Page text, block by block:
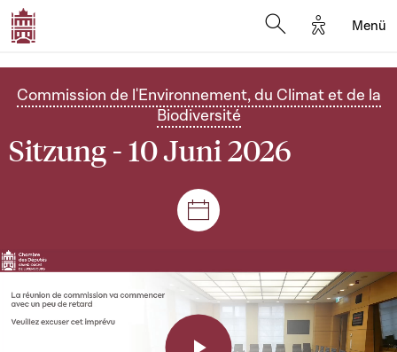
Options
Menü
Commission de l'Environnement, du Climat et de la
Biodiversité
Sitzung - 10 Juni 2026
Plenar- und